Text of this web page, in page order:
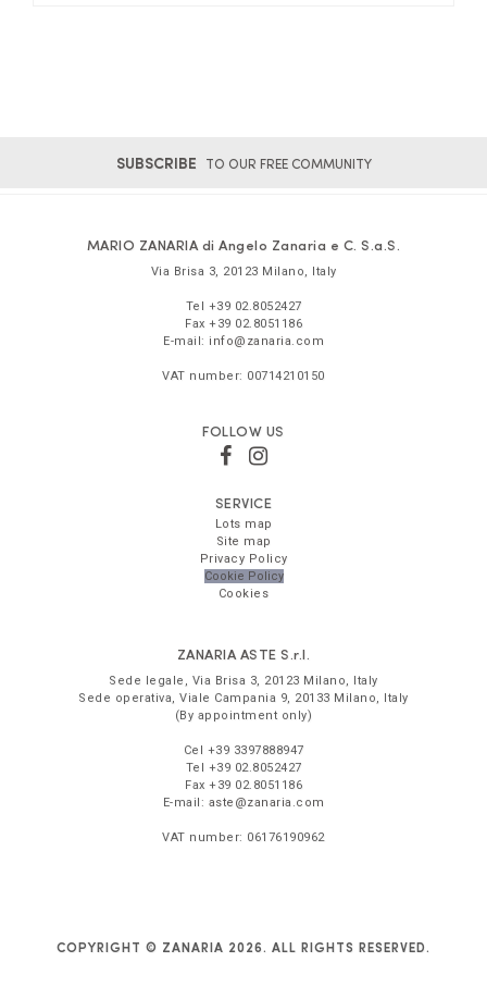
SUBSCRIBE TO OUR FREE COMMUNITY
MARIO ZANARIA di Angelo Zanaria e C. S.a.S.
Via Brisa 3 20123 Milano Italy
Tel +39 02.8052427
Fax +39 02.8051186
E-mail: info@zanaria.com
VAT number: 00714210150
FOLLOW US
SERVICE
Lots map
Site map
Privacy Policy
Cookie Policy
Cookies
ZANARIA ASTE S.r.l.
Sede legale, Via Brisa 3 20123 Milano
Italy
Sede operativa,Viale Campania 9 20133 Milano
Italy
(By appointment only)
Cel +39 3397888947
Tel +39 02.8052427
Fax +39 02.8051186
E-mail: aste@zanaria.com
VAT number: 06176190962
COPYRIGHT © ZANARIA 2026. ALL RIGHTS RESERVED.